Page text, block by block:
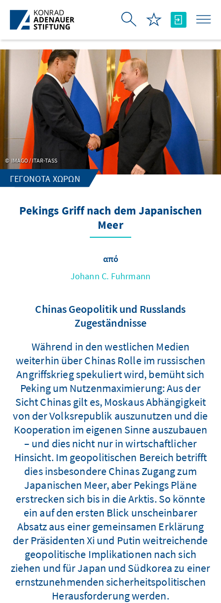
Skip to Main Content
IMAGO / ITAR-TASS
ΓΕΓΟΝΌΤΑ ΧΩΡΏΝ
Pekings Griff nach dem Japanischen
Meer
από
Johann C. Fuhrmann
Chinas Geopolitik und Russlands
Zugeständnisse
Während in den westlichen Medien
weiterhin über Chinas Rolle im russischen
Angriffskrieg spekuliert wird, bemüht sich
Peking um Nutzenmaximierung: Aus der
Sicht Chinas gilt es, Moskaus Abhängigkeit
von der Volksrepublik auszunutzen und die
Kooperation im eigenen Sinne auszubauen
– und dies nicht nur in wirtschaftlicher
Hinsicht. Im geopolitischen Bereich betrifft
dies insbesondere Chinas Zugang zum
Japanischen Meer, aber Pekings Pläne
erstrecken sich bis in die Arktis. So könnte
ein auf den ersten Blick unscheinbarer
Absatz aus einer gemeinsamen Erklärung
der Präsidenten Xi und Putin weitreichende
geopolitische Implikationen nach sich
ziehen und für Japan und Südkorea zu einer
ernstzunehmenden sicherheitspolitischen
Herausforderung werden.